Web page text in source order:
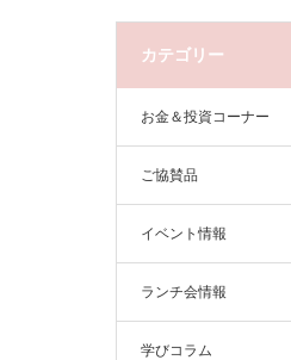
カテゴリー
お金＆投資コーナー
ご協賛品
イベント情報
ランチ会情報
学びコラム